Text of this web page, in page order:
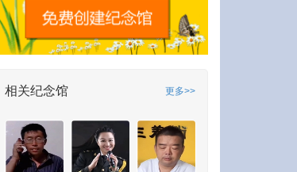
相关纪念馆 更多>>